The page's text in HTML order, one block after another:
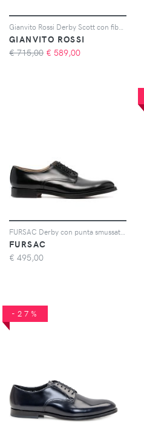
GIANVITO ROSSI
€ 715,00 € 589,00
FURSAC
€ 495,00
-27%